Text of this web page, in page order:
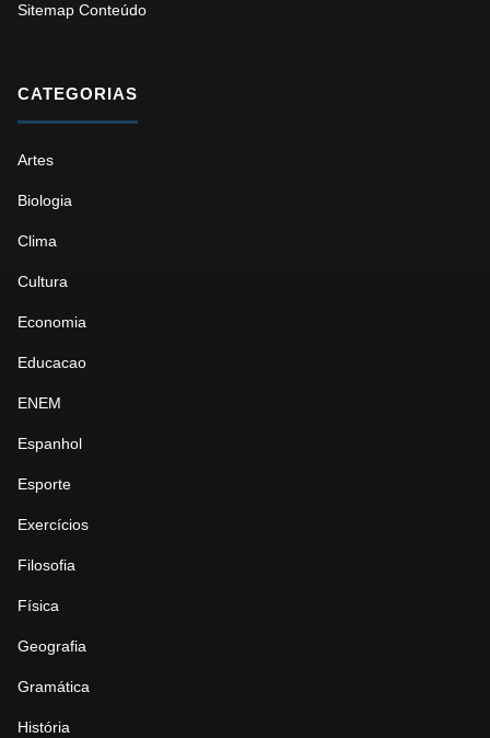
Sitemap Conteúdo
CATEGORIAS
Artes
Biologia
Clima
Cultura
Economia
Educacao
ENEM
Espanhol
Esporte
Exercícios
Filosofia
Física
Geografia
Gramática
História